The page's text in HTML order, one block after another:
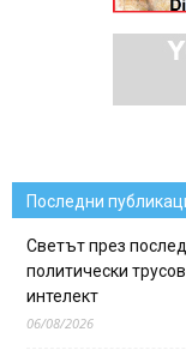
Последни
Светът през
политически
интелект
06/08/2026